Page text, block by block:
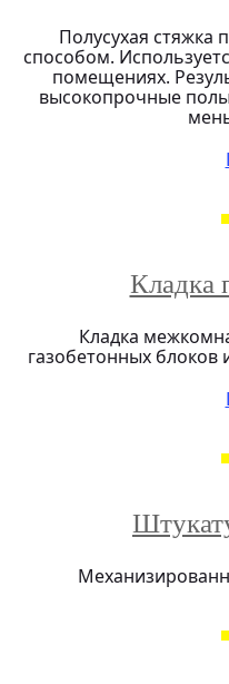
Полусухая стяжка
способом.
помещениях.
высокопрочные
Кладка
Кладка
газобетонных блоков